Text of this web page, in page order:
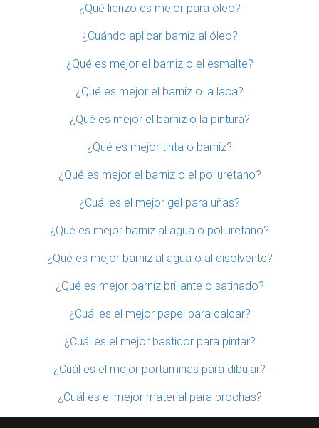
¿Qué lienzo es mejor para óleo?
¿Cuándo aplicar barniz al óleo?
¿Qué es mejor el barniz o el esmalte?
¿Qué es mejor el barniz o la laca?
¿Qué es mejor el barniz o la pintura?
¿Qué es mejor tinta o barniz?
¿Qué es mejor el barniz o el poliuretano?
¿Cuál es el mejor gel para uñas?
¿Qué es mejor barniz al agua o poliuretano?
¿Qué es mejor barniz al agua o al disolvente?
¿Qué es mejor barniz brillante o satinado?
¿Cuál es el mejor papel para calcar?
¿Cuál es el mejor bastidor para pintar?
¿Cuál es el mejor portaminas para dibujar?
¿Cuál es el mejor material para brochas?